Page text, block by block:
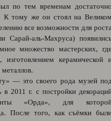
по тем временам
К тому же он стоял на
все возможности для
Сарай-аль-Махруса)
множество мастерских,
изготовлением керамической
— это своего рода музей
2011 г. с постройки
«Орда», для
После того, как съёмки